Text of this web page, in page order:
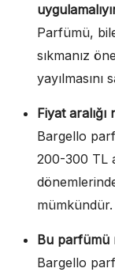
Parfümü,
sıkmanız
yayılmasını
Fiyat aralığı
Bargello
200-300 TL
mümkündür.
Bu parfümü
Bargello